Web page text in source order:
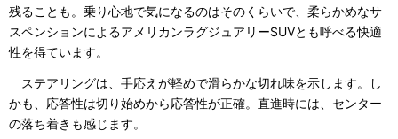
残ることも。乗り心地で気になるのはそのくらいで、柔らかめなサ
スペンションによるアメリカンラグジュアリーSUVとも呼べる快適
性を得ています。
ステアリングは、手応えが軽めで滑らかな切れ味を示します。し
かも、応答性は切り始めから応答性が正確。直進時には、センター
の落ち着きも感じます。